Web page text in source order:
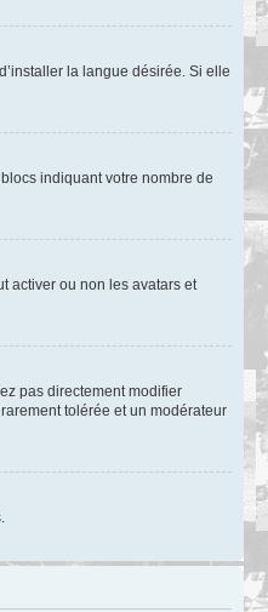
la langue désirée. Si elle
indiquant votre nombre de
activer ou non les avatars et
pas directement modifier
tolérée et un modérateur